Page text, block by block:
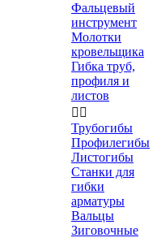
Фальцевый
инструмент
Молотки
кровельщика
Гибка труб,
профиля и
листов
 
Трубогибы
Профилегибы
Листогибы
Станки для
гибки
арматуры
Вальцы
Зиговочные